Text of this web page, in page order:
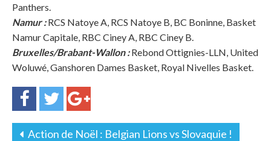
Panthers.
Namur :RCS Natoye A, RCS Natoye B, BC Boninne, Basket
Namur Capitale, RBC Ciney A, RBC Ciney B.
Bruxelles/Brabant-Wallon :Rebond Ottignies-LLN, United
Woluwé, Ganshoren Dames Basket, Royal Nivelles Basket.
Action de Noël : Belgian Lions vs Slovaquie !